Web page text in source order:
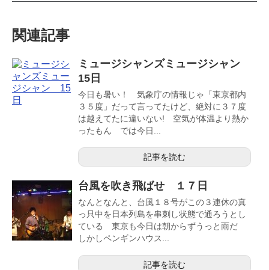
関連記事
ミュージシャンズミュージシャン
15日
今日も暑い！ 気象庁の情報じゃ「東京都内
３５度」だって言ってたけど、絶対に３７度
は越えてたに違いない! 空気が体温より熱か
ったもん では今日...
記事を読む
台風を吹き飛ばせ １７日
なんとなんと、台風１８号がこの３連休の真
っ只中を日本列島を串刺し状態で通ろうとし
ている 東京も今日は朝からずうっと雨だ
しかしペンギンハウス...
記事を読む